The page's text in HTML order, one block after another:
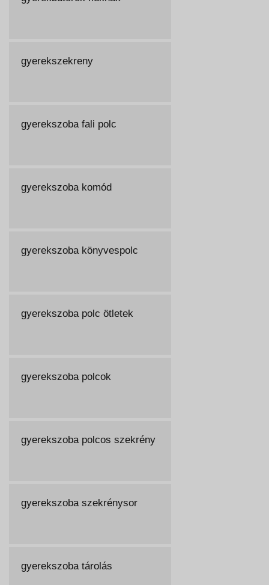
gyerekszekreny
gyerekszoba fali polc
gyerekszoba komód
gyerekszoba könyvespolc
gyerekszoba polc ötletek
gyerekszoba polcok
gyerekszoba polcos szekrény
gyerekszoba szekrénysor
gyerekszoba tárolás